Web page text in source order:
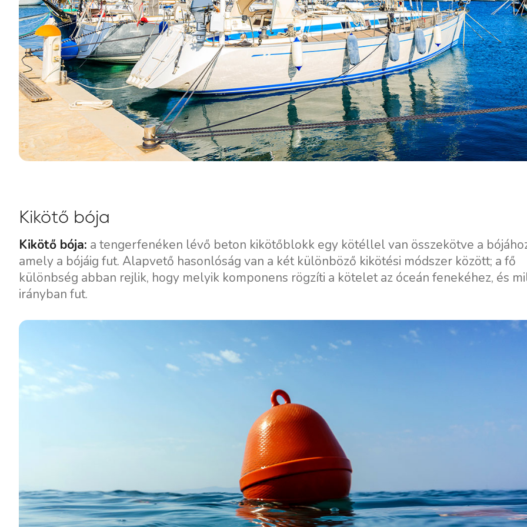
Kikötő bója
Kikötő bója: a tengerfenéken lévő beton kikötőblokk egy kötéllel van összekötve a
amely a bójáig fut. Alapvető hasonlóság van a két különböző kikötési módszer között; a fő
különbség abban rejlik, hogy melyik komponens rögzíti a kötelet az óceán fenekéhez, és
irányban fut.